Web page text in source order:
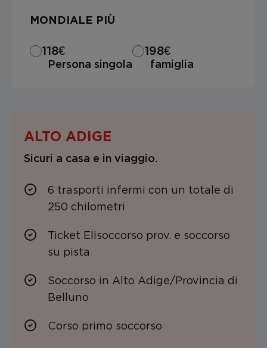
MONDIALE PIÙ
118€
Persona singola
198€
famiglia
ALTO ADIGE
Sicuri a casa e in viaggio.
6 trasporti infermi con un totale di
250 chilometri
Ticket Elisoccorso prov. e soccorso
su pista
Soccorso in Alto Adige/Provincia di
Belluno
Corso primo soccorso